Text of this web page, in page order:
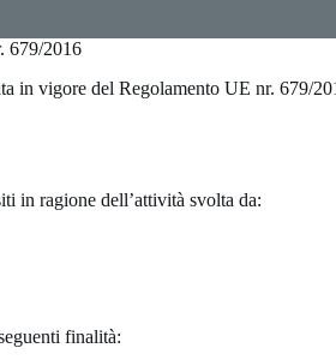
679/2016
in vigore del Regolamento UE nr. 679/
in ragione dell’attività svolta da:
finalità: